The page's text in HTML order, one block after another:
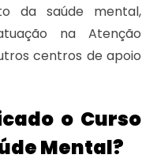
da saúde mental,
na Atenção
centros de apoio
o Curso
Mental?